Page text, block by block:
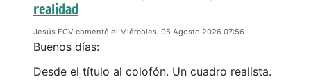
realidad
Jesús FCV comentó el Miércoles, 05 Agosto 2026 07:56
Buenos días:
Desde el título al colofón. Un cuadro realista.